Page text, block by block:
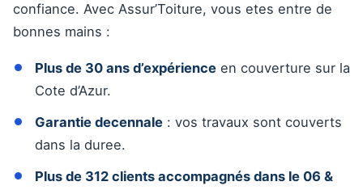
confiance. Avec Assur’Toiture, vous etes entre de
bonnes mains :
Plus de 30 ans d’expérience en couverture sur la
Cote d’Azur.
Garantie decennale : vos travaux sont couverts
dans la duree.
Plus de 312 clients accompagnés dans le 06 &